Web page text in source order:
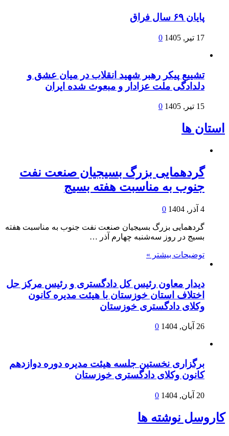
پایان ۶۹ سال فراق
17 تیر, 1405 0
تشییع پیکر رهبر شهید انقلاب در میان عشق و
دلدادگی ملت عزادار و مبعوث شده ایران
15 تیر, 1405 0
استان ها
گردهمایی بزرگ بسیجیان صنعت نفت
جنوب به مناسبت هفته بسیج
4 آذر, 1404 0
گردهمایی بزرگ بسیجیان صنعت نفت جنوب به مناسبت هفته
بسیج در روز سه‌شنبه چهارم آذر …
توضیحات بیشتر »
دیدار معاون رئیس کل دادگستری و رئیس مرکز حل
اختلاف استان خوزستان با هیئت مدیره کانون
وکلای دادگستری خوزستان
26 آبان, 1404 0
برگزاری نخستین جلسه هیئت مدیره دوره دوازدهم
کانون وکلای دادگستری خوزستان
20 آبان, 1404 0
کاروسل نوشته ها